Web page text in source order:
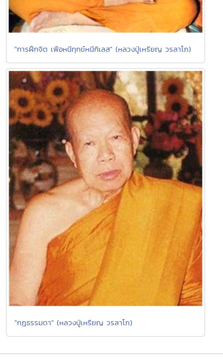
"การฝึกจิต เพือหนีทุกข์หนีกิเลส" (หลวงปู่เหรียญ วรลาโภ)
"กฎธรรมดา" (หลวงปู่เหรียญ วรลาโภ)